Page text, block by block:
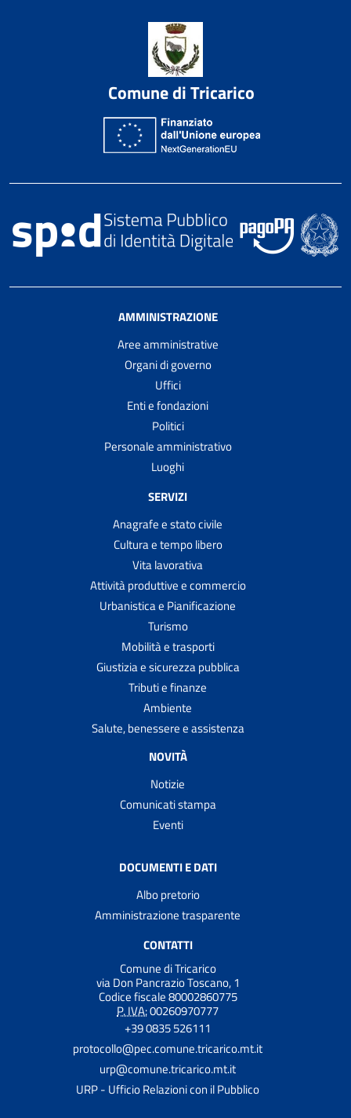
Comune di Tricarico
AMMINISTRAZIONE
Aree amministrative
Organi di governo
Uffici
Enti e fondazioni
Politici
Personale amministrativo
Luoghi
SERVIZI
Anagrafe e stato civile
Cultura e tempo libero
Vita lavorativa
Attività produttive e commercio
Urbanistica e Pianificazione
Turismo
Mobilità e trasporti
Giustizia e sicurezza pubblica
Tributi e finanze
Ambiente
Salute, benessere e assistenza
NOVITÀ
Notizie
Comunicati stampa
Eventi
DOCUMENTI E DATI
Albo pretorio
Amministrazione trasparente
CONTATTI
Comune di Tricarico
via Don Pancrazio Toscano, 1
Codice fiscale 80002860775
P. IVA:00260970777
+39 0835 526111
protocollo@pec.comune.tricarico.mt.it
urp@comune.tricarico.mt.it
URP - Ufficio Relazioni con il Pubblico